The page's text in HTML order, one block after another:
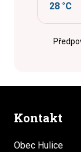
28 °C
Kontakt
Obec Hulice